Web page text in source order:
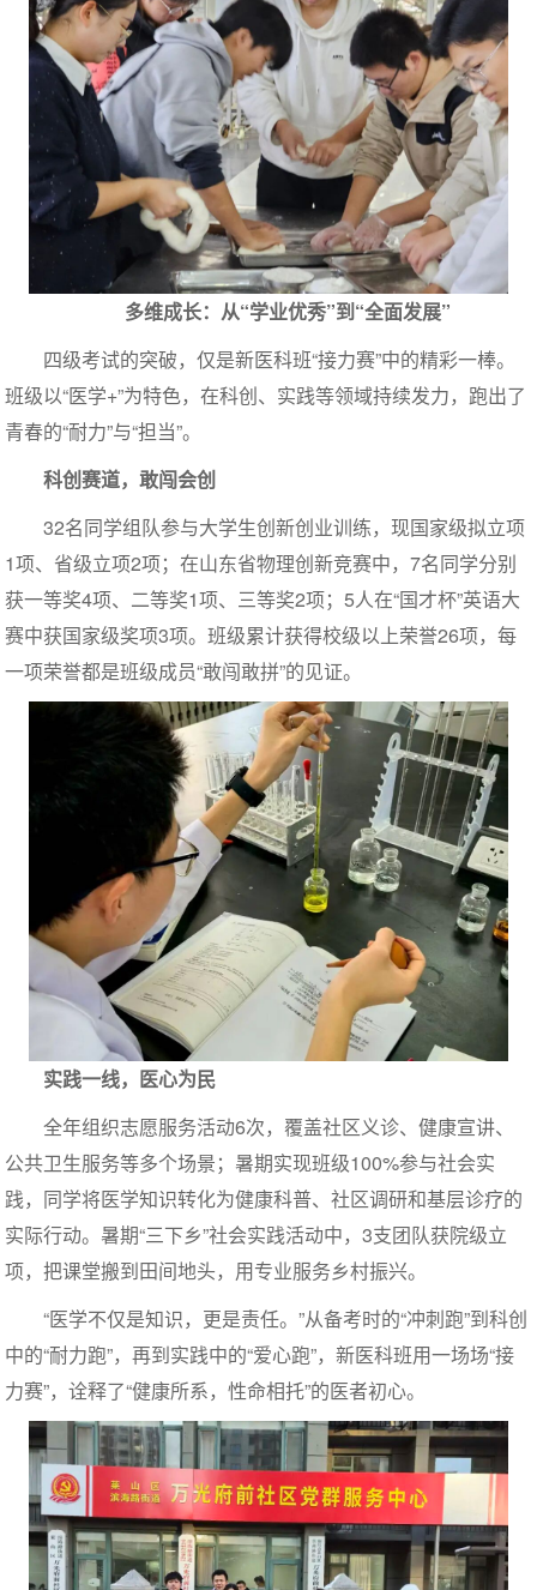
多维成长：从“学业优秀”到“全面发展”
四级考试的突破，仅是新医科班“接力赛”中的精彩一棒。
班级以“医学+”为特色，在科创、实践等领域持续发力，跑出了
青春的“耐力”与“担当”。
科创赛道，敢闯会创
32名同学组队参与大学生创新创业训练，现国家级拟立项
1项、省级立项2项；在山东省物理创新竞赛中，7名同学分别
获一等奖4项、二等奖1项、三等奖2项；5人在“国才杯”英语大
赛中获国家级奖项3项。班级累计获得校级以上荣誉26项，每
一项荣誉都是班级成员“敢闯敢拼”的见证。
实践一线，医心为民
全年组织志愿服务活动6次，覆盖社区义诊、健康宣讲、
公共卫生服务等多个场景；暑期实现班级100%参与社会实
践，同学将医学知识转化为健康科普、社区调研和基层诊疗的
实际行动。暑期“三下乡”社会实践活动中，3支团队获院级立
项，把课堂搬到田间地头，用专业服务乡村振兴。
“医学不仅是知识，更是责任。”从备考时的“冲刺跑”到科创
中的“耐力跑”，再到实践中的“爱心跑”，新医科班用一场场“接
力赛”，诠释了“健康所系，性命相托”的医者初心。